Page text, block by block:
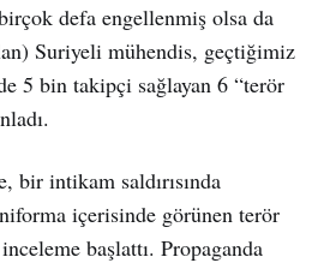
defa engellenmiş olsa da
Suriyeli mühendis, geçtiğimiz
5 bin takipçi sağlayan 6 “terör
bir intikam saldırısında
içerisinde görünen terör
başlattı. Propaganda